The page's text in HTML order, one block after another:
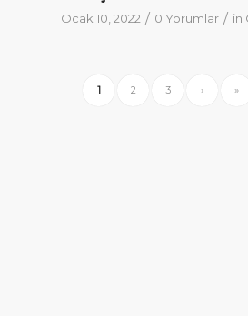
Ocak 10, 2022 / 0 Yorumlar / in
1 2 3 › »